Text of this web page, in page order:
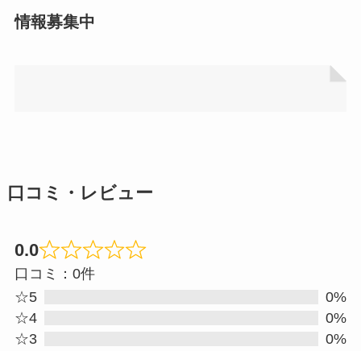
情報募集中
口コミ・レビュー
0.0
Rated
口コミ：0件
☆5
0%
☆4
0%
☆3
0%